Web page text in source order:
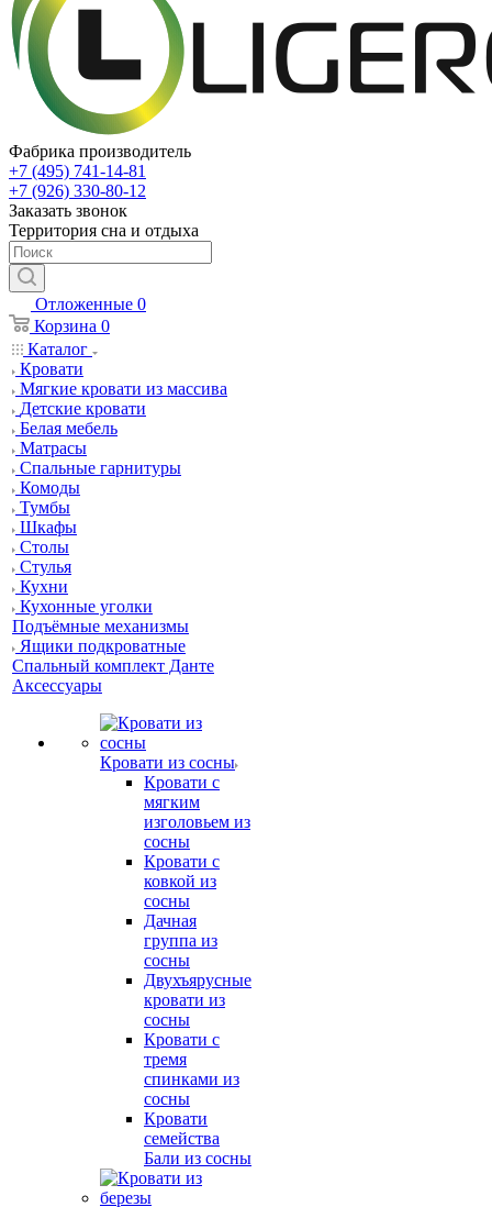
Фабрика производитель
+7 (495) 741-14-81
+7 (926) 330-80-12
Заказать звонок
Территория сна и отдыха
Отложенные 0
Корзина 0
Каталог
Кровати
Мягкие кровати из массива
Детские кровати
Белая мебель
Матрасы
Спальные гарнитуры
Комоды
Тумбы
Шкафы
Столы
Стулья
Кухни
Кухонные уголки
Подъёмные механизмы
Ящики подкроватные
Спальный комплект Данте
Аксессуары
Кровати из сосны
Кровати с
мягким
изголовьем из
сосны
Кровати с
ковкой из
сосны
Дачная
группа из
сосны
Двухъярусные
кровати из
сосны
Кровати с
тремя
спинками из
сосны
Кровати
семейства
Бали из сосны